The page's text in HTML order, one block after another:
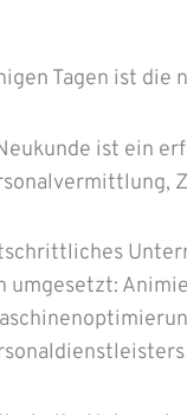
Tagen ist die
ist ein
umgesetzt: